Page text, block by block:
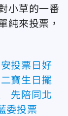
小草的一番
純來投票，
投票日好
寶生日擺
先陪同北
委投票